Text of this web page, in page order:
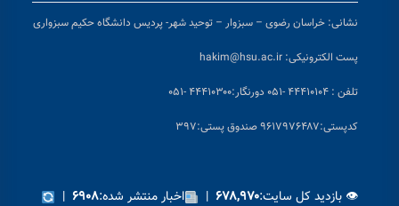
نشانی: خراسان رضوی – سبزوار – توحید شهر- پردیس دانشگاه حکیم سبزواری
پست الکترونیکی: hakim@hsu.ac.ir
تلفن : ۴۴۴۱۰۱۰۴ -۰۵۱ دورنگار:۴۴۴۱۰۳۰۰ -۰۵۱
کدپستی:۹۶۱۷۹۷۶۴۸۷ صندوق پستی:۳۹۷
👁 بازدید کل سایت:۶۷۸,۹۷۰ | اخبار منتشر شده:۶۹۰۸ |